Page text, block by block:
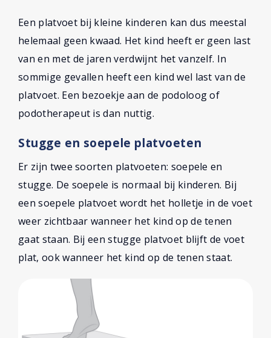
Een platvoet bij kleine kinderen kan dus meestal
helemaal geen kwaad. Het kind heeft er geen last
van en met de jaren verdwijnt het vanzelf. In
sommige gevallen heeft een kind wel last van de
platvoet. Een bezoekje aan de podoloog of
podotherapeut is dan nuttig.
Stugge en soepele platvoeten
Er zijn twee soorten platvoeten: soepele en
stugge. De soepele is normaal bij kinderen. Bij
een soepele platvoet wordt het holletje in de voet
weer zichtbaar wanneer het kind op de tenen
gaat staan. Bij een stugge platvoet blijft de voet
plat, ook wanneer het kind op de tenen staat.